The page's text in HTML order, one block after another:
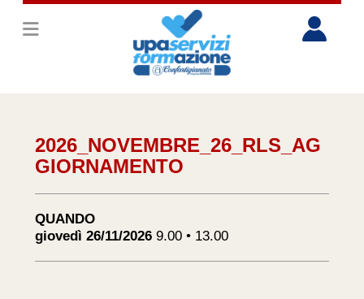
2026_NOVEMBRE_26_RLS_AG
GIORNAMENTO
QUANDO
giovedì 26/11/2026 9.00 • 13.00